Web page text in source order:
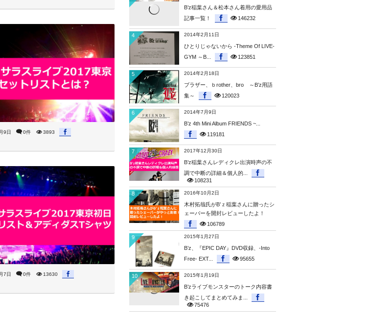
9日 0件 3893
7日 0件 13630
B’z稲葉さん＆松本さん着用の愛用品
記事一覧！
146232
2014年2月11日
ひとりじゃないから -Theme Of LIVE-
GYM ～B...
123851
4
2014年2月18日
ブラザー、ｂrother、bro ～B’z用語
集～
120023
5
2014年7月9日
B’z 4th Mini Album FRIENDS ~...
119181
6
2017年12月30日
B’z稲葉さんレディクレ出演時声の不
調で中断の詳細＆個人的...
108231
7
2016年10月2日
木村拓哉氏がB’ｚ稲葉さんに贈ったシ
ェーバーを開封レビューしたよ！
106789
8
2015年1月27日
B’z、『EPIC DAY』DVD収録、-Into
Free- EXT...
95655
9
2015年1月19日
B’zライブモンスターのトーク内容書
き起こしてまとめてみま...
75476
10